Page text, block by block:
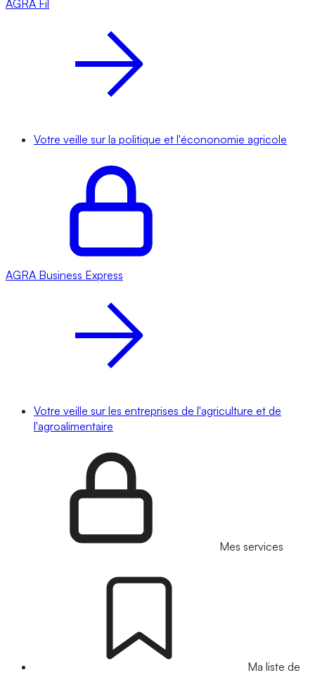
AGRA Fil
Votre veille sur la politique et l'écononomie agricole
AGRA Business Express
Votre veille sur les entreprises de l'agriculture et de
l'agroalimentaire
Mes services
Ma liste de